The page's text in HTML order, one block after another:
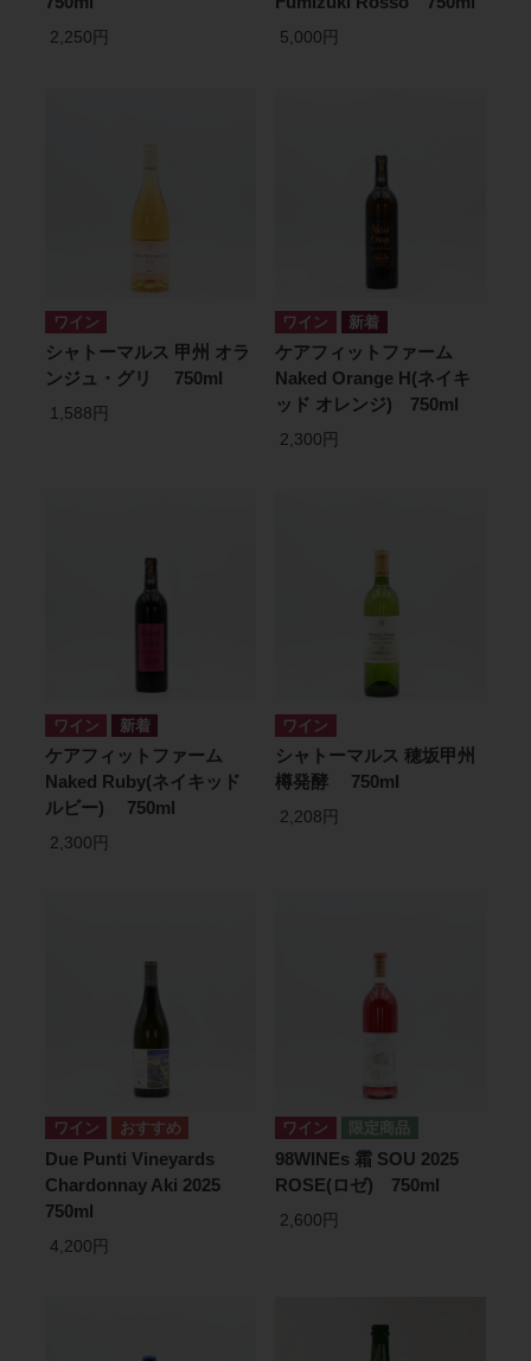
2,250円 5,000円
ワイン
シャトーマルス 甲州 オラ
ンジュ・グリ 750ml
1,588円
ワイン
ケアフィットファーム
Naked Orange H(ネイキ
ッド オレンジ) 750ml
2,300円
ワイン
ケアフィットファーム
Naked Ruby(ネイキッド
ルビー) 750ml
2,300円
ワイン
シャトーマルス 穂坂甲州
樽発酵 750ml
2,208円
ワイン
Due Punti Vineyards
Chardonnay Aki 2025
750ml
4,200円
ワイン
98WINEs 霜 SOU 2025
ROSE(ロゼ) 750ml
2,600円